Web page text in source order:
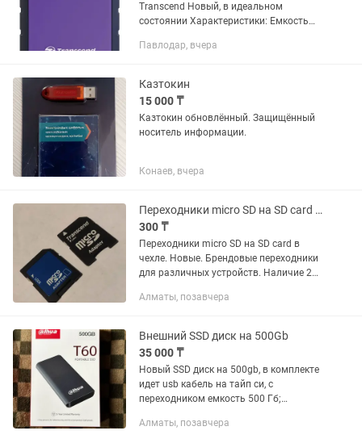
Transcend Новый, в идеальном
состоянии Характеристики: Емкость
Цвет фиолетовый О цене договоримся
Павлодар, вчера
Казтокин
15 000 ₸
Казтокин обновлённый. Защищённый
носитель информации.
Конаев, вчера
Переходники micro SD на SD card в чехле. Новые.
300 ₸
Переходники micro SD на SD card в
чехле. Новые. Брендовые переходники
для различных устройств. Наличие 2
Алматы, позавчера
Внешний SSD диск на 500Gb
35 000 ₸
Новый SSD диск на 500gb, в комплекте
идет usb кабель на тайп си, с
переходником емкость 500 Гб;
скорость чтение/запись 550/480 Мб/с;
Алматы, позавчера